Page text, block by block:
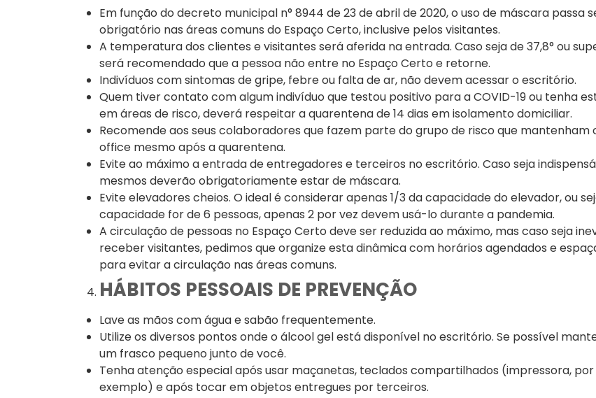
Em função do decreto municipal n° 8944 de 23 de abril de 2020, o uso de máscara passa
obrigatório nas áreas comuns do Espaço Certo, inclusive pelos visitantes.
A temperatura dos clientes e visitantes será aferida na entrada. Caso seja de 37,8° ou
será recomendado que a pessoa não entre no Espaço Certo e retorne.
Indivíduos com sintomas de gripe, febre ou falta de ar, não devem acessar o escritório.
Quem tiver contato com algum indivíduo que testou positivo para a COVID-19 ou tenha
em áreas de risco, deverá respeitar a quarentena de 14 dias em isolamento domiciliar.
Recomende aos seus colaboradores que fazem parte do grupo de risco que mantenham
office mesmo após a quarentena.
Evite ao máximo a entrada de entregadores e terceiros no escritório. Caso seja
mesmos deverão obrigatoriamente estar de máscara.
Evite elevadores cheios. O ideal é considerar apenas 1/3 da capacidade do elevador, ou
capacidade for de 6 pessoas, apenas 2 por vez devem usá-lo durante a pandemia.
A circulação de pessoas no Espaço Certo deve ser reduzida ao máximo, mas caso seja
receber visitantes, pedimos que organize esta dinâmica com horários agendados e
para evitar a circulação nas áreas comuns.
HÁBITOS PESSOAIS DE PREVENÇÃO
Lave as mãos com água e sabão frequentemente.
Utilize os diversos pontos onde o álcool gel está disponível no escritório. Se possível
um frasco pequeno junto de você.
Tenha atenção especial após usar maçanetas, teclados compartilhados (impressora, por
exemplo) e após tocar em objetos entregues por terceiros.